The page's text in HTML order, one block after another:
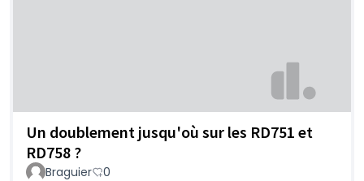
Un doublement jusqu'où sur les RD751 et
RD758 ?
Braguier 0